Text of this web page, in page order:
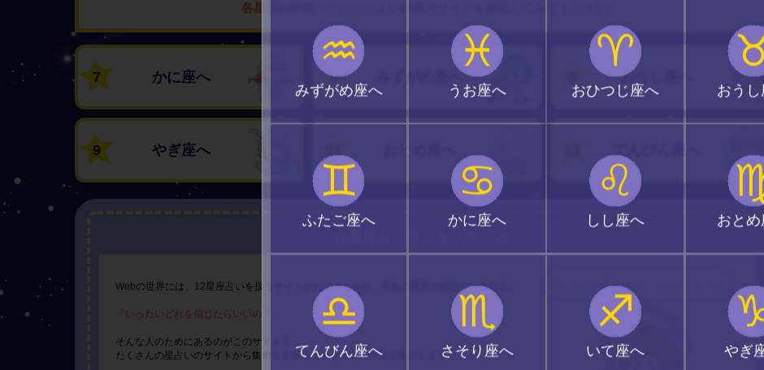
♒
みずがめ座へ
♓
うお座へ
♈
おひつじ座へ おう
♊
ふたご座へ
♋
かに座へ
♌
しし座へ おと
♎
てんびん座へ
♏
さそり座へ
♐
いて座へ やぎ
各星座の詳細ページからよい結果のサイトを確認してみてください♪
7 かに座へ 8 みずがめ座へ おうし座へ
9 やぎ座へ
Webの世界には、12星座占いを扱うサイトがたくさんあり、星座の運勢や順位もバラバラ。
「いったいどれを信じたらいいの？」
そんな人のためにあるのがこのサイト！
たくさんの星占いのサイトから集めた星座の運勢を独自の方法で集計しました。
良い占い結果だけ信じて毎日ハッピー♪